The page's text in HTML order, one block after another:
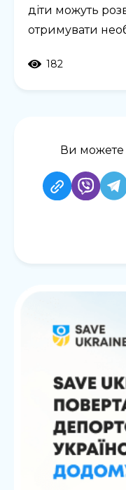
діти можуть
отримувати
182
Ви можете